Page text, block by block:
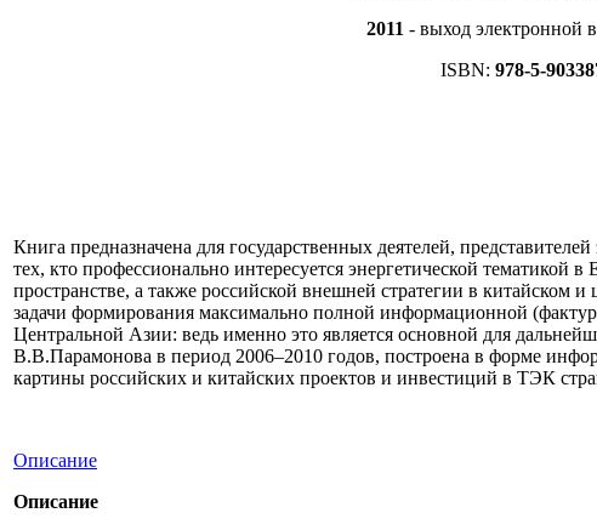
2011 - выход электронной
ISBN: 978-5-
Книга предназначена для государственных деятелей,
тех, кто профессионально интересуется энергетической
пространстве, а также российской внешней стратегии в китайском
задачи формирования максимально полной информационной
Центральной Азии: ведь именно это является основной для
В.В.Парамонова в период 2006–2010 годов, построена в форме
картины российских и китайских проектов и инвестиций в ТЭК
Описание
Описание